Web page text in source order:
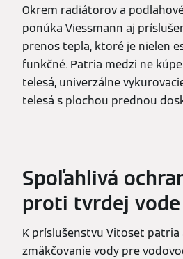
Okrem radiátorov a
ponúka Viessmann aj
prenos tepla, ktoré je nielen
funkčné. Patria medzi ne
telesá, univerzálne
telesá s plochou prednou
Spoľahlivá
proti tvrdej vode
K príslušenstvu Vitoset patria
zmäkčovanie vody pre